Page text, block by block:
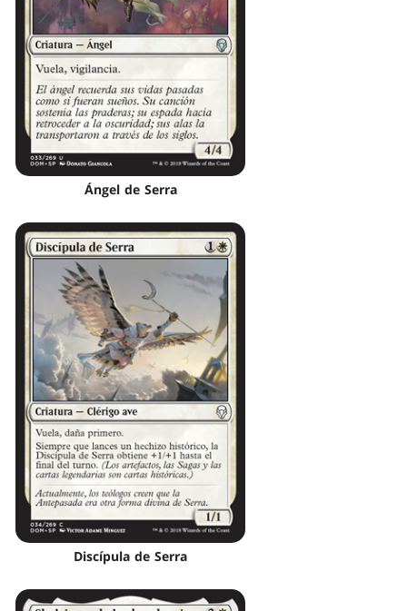
Ángel de Serra
Discípula de Serra